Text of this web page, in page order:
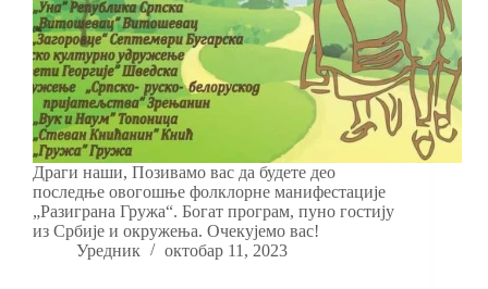
Драги наши, Позивамо вас да будете део
последње овогошње фолклорне манифестације
„Разиграна Гружа“. Богат програм, пуно гостију
из Србије и окружења. Очекујемо вас!
Уредник
октобар 11, 2023